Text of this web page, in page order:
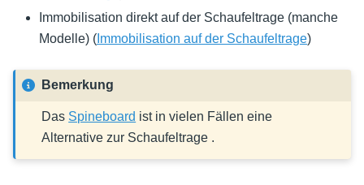
Immobilisation direkt auf der Schaufeltrage (manche
Modelle) ( Immobilisation auf der Schaufeltrage)
Bemerkung
Das Spineboard ist in vielen Fällen eine
Alternative zur Schaufeltrage .